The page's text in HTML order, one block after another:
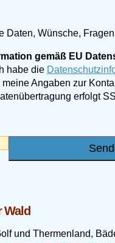
Daten, Wünsche, Fragen
gemäß EU
habe die
meine Angaben zur
erfolgt
Wald
und Thermenland,